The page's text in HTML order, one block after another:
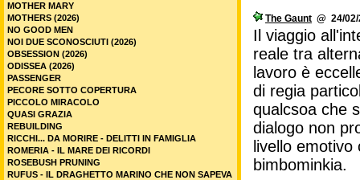
The Gaunt @ 24/
Il viaggio
reale tra
lavoro è
di regia
qualcsoa che
dialogo non
livello
bimbominkia.
MOTHER MARY
MOTHERS (2026)
NO GOOD MEN
NOI DUE SCONOSCIUTI (2026)
OBSESSION (2026)
ODISSEA (2026)
PASSENGER
PECORE SOTTO COPERTURA
PICCOLO MIRACOLO
QUASI GRAZIA
REBUILDING
RICCHI... DA MORIRE - DELITTI IN FAMIGLIA
ROMERIA - IL MARE DEI RICORDI
ROSEBUSH PRUNING
RUFUS - IL DRAGHETTO MARINO CHE NON SAPEVA